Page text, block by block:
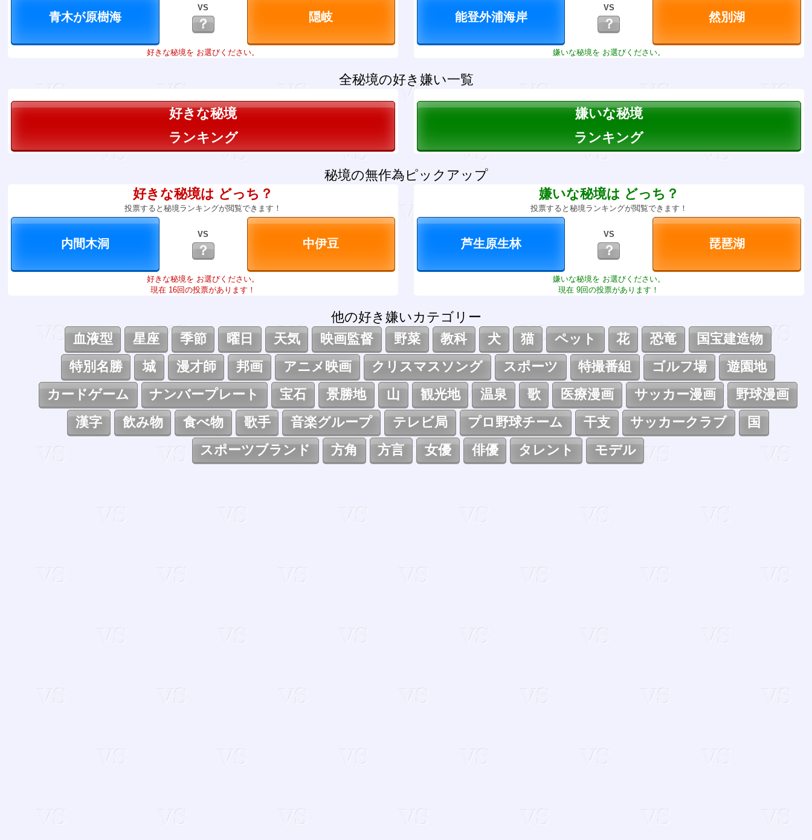
VS
？
好きな秘境を お選びください。
VS
？
嫌いな秘境を お選びください。
全秘境の好き嫌い一覧
好きな秘境
ランキング
嫌いな秘境
ランキング
秘境の無作為ピックアップ
好きな秘境は どっち？
投票すると秘境ランキングが閲覧できます！
VS
？
好きな秘境を お選びください。
現在 16回の投票があります！
嫌いな秘境は どっち？
投票すると秘境ランキングが閲覧できます！
VS
？
嫌いな秘境を お選びください。
現在 9回の投票があります！
他の好き嫌いカテゴリー
血液型
星座 季節 曜日 天気 映画監督 野菜 教科 犬 猫 ペット 花 恐竜
国宝建造物
特別名勝
城 漫才師 邦画 アニメ映画 クリスマスソング スポーツ 特撮番組 ゴルフ場
遊園地
カードゲーム
ナンバープレート 宝石 景勝地 山 観光地 温泉 歌 医療漫画 サッカー漫画
野球漫画
漢字
飲み物 食べ物 歌手 音楽グループ テレビ局 プロ野球チーム 干支 サッカークラブ
国
スポーツブランド
方角 方言 女優 俳優 タレント モデル